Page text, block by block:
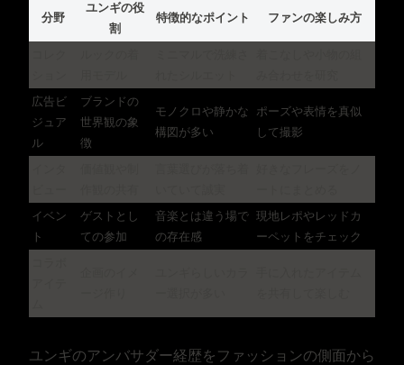
分野
ユンギの役
割
特徴的なポイント ファンの楽しみ方
広告ビ
ジュア
ル
ブランドの
世界観の象
徴
モノクロや静かな
構図が多い
ポーズや表情を真似
して撮影
イベン
ト
ゲストとし
ての参加
音楽とは違う場で
の存在感
現地レポやレッドカ
ーペットをチェック
ユンギのアンバサダー経歴をファッションの側面から